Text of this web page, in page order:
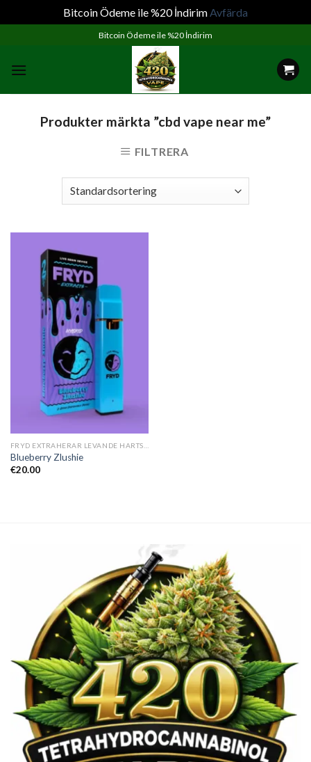
Bitcoin Ödeme ile %20 İndirimAvfärda
content
Bitcoin Ödeme ile %20 İndirim
Produkter märkta ”cbd vape near me”
FILTRERA
Blueberry Zlushie
€20.00